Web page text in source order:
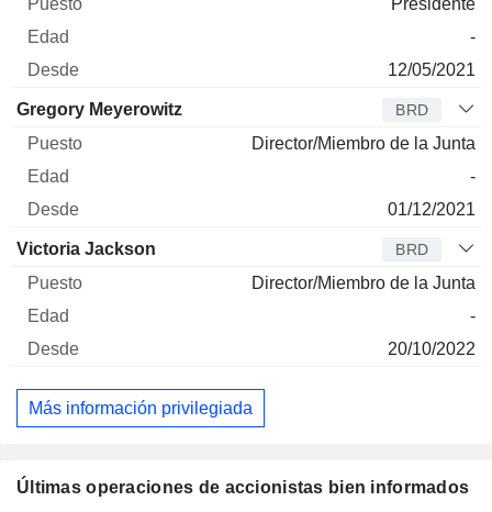
Presidente
-
12/05/2021
Gregory Meyerowitz BRD
Director/Miembro de la Junta
-
01/12/2021
Victoria Jackson BRD
Director/Miembro de la Junta
-
20/10/2022
Más información privilegiada
Últimas operaciones de accionistas bien informados